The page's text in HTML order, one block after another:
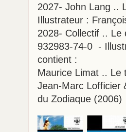
2027- John Lang ..
Illustrateur :
2028- Collectif ..
932983-74-0 -
contient :
Maurice Limat .. Le
Jean-Marc Lofficier
du Zodiaque (2006)